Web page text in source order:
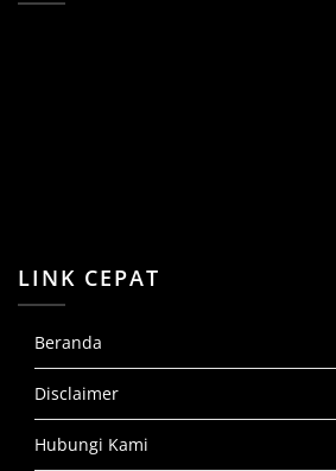
LINK CEPAT
Beranda
Disclaimer
Hubungi Kami